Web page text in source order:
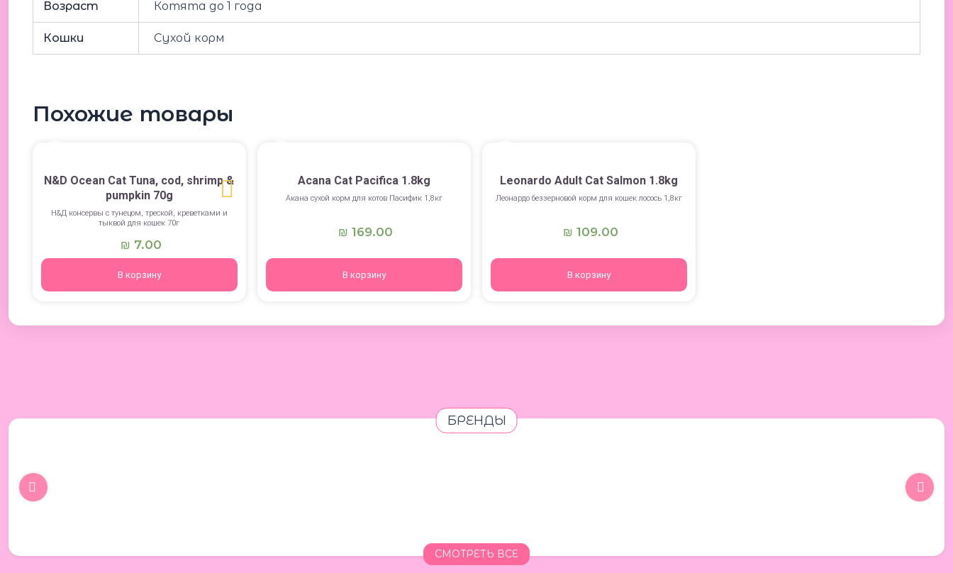
Возраст Котята до 1 года
Кошки Сухой корм
Похожие товары
N&D Ocean Cat Tuna, cod, shrimp &
pumpkin 70g
Н&Д консервы с тунецом, треской, креветками и
тыквой для кошек 70г
₪ 7.00
В корзину
Acana Cat Pacifica 1.8kg
Акана сухой корм для котов Пасифик 1,8кг
₪ 169.00
В корзину
Leonardo Adult Cat Salmon 1.8kg
Леонардо беззерновой корм для кошек лосось 1,8кг
₪ 109.00
В корзину
БРЕНДЫ
СМОТРЕТЬ ВСЕ